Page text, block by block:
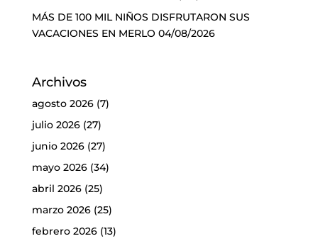
MÁS DE 100 MIL NIÑOS DISFRUTARON SUS
VACACIONES EN MERLO 04/08/2026
Archivos
agosto 2026(7)
julio 2026(27)
junio 2026(27)
mayo 2026(34)
abril 2026(25)
marzo 2026(25)
febrero 2026(13)